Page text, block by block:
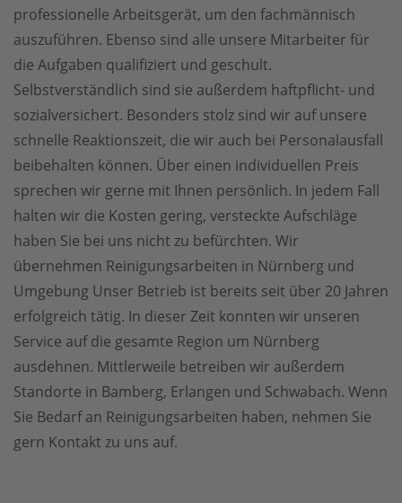
professionelle Arbeitsgerät, um den fachmännisch
auszuführen. Ebenso sind alle unsere Mitarbeiter für
die Aufgaben qualifiziert und geschult.
Selbstverständlich sind sie außerdem haftpflicht- und
sozialversichert. Besonders stolz sind wir auf unsere
schnelle Reaktionszeit, die wir auch bei Personalausfall
beibehalten können. Über einen individuellen Preis
sprechen wir gerne mit Ihnen persönlich. In jedem Fall
halten wir die Kosten gering, versteckte Aufschläge
haben Sie bei uns nicht zu befürchten. Wir
übernehmen Reinigungsarbeiten in Nürnberg und
Umgebung Unser Betrieb ist bereits seit über 20 Jahren
erfolgreich tätig. In dieser Zeit konnten wir unseren
Service auf die gesamte Region um Nürnberg
ausdehnen. Mittlerweile betreiben wir außerdem
Standorte in Bamberg, Erlangen und Schwabach. Wenn
Sie Bedarf an Reinigungsarbeiten haben, nehmen Sie
gern Kontakt zu uns auf.